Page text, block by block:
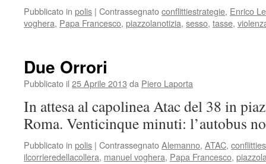
Pubblicato in polis | Contrassegnatoconflittiestrategie, Enrico
voghera, Papa Francesco, piazzolanotizia, sesso, tasse,
Due Orrori
Pubblicato il 25 Aprile 2013 da Piero Laporta
In attesa al capolinea Atac del 38 in
Roma. Venticinque minuti: l’autobus
Pubblicato in polis | ContrassegnatoAlemanno, ATAC,
ilcorrieredellacollera, manuel voghera, Papa Francesco,